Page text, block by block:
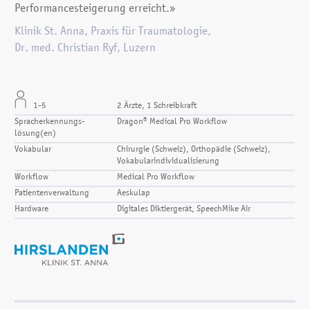
Performancesteigerung erreicht.»
Klinik St. Anna, Praxis für Traumatologie,
Dr. med. Christian Ryf, Luzern
1-5
2 Ärzte, 1 Schreibkraft
Spracherkennungs­
lösung(en)
Dragon® Medical Pro Workflow
Vokabular
Chirurgie (Schweiz), Orthopädie (Schweiz),
Vokabularindividualisierung
Workflow
Medical Pro Workflow
Patientenverwaltung
Aeskulap
Hardware
Digitales Diktiergerät, SpeechMike Air